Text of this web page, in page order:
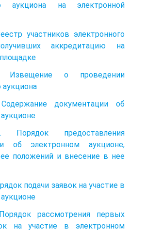
аукциона на электронной
участников электронного
аккредитацию на
Извещение о проведении
аукциона
документации об
Порядок предоставления
об электронном аукционе,
ее положений и внесение в нее
подачи заявок на участие в
рассмотрения первых
на участие в электронном